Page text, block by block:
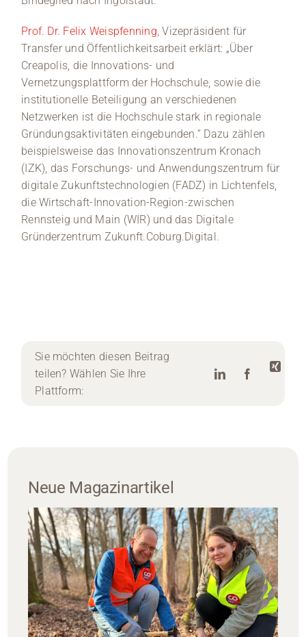
Prof. Dr. Felix Weispfenning, Vizepräsident für
Transfer und Öffentlichkeitsarbeit erklärt: „Über
Creapolis, die Innovations- und
Vernetzungsplattform der Hochschule, sowie die
institutionelle Beteiligung an verschiedenen
Netzwerken ist die Hochschule stark in regionale
Gründungsaktivitäten eingebunden.“ Dazu zählen
beispielsweise das Innovationszentrum Kronach
(IZK), das Forschungs- und Anwendungszentrum für
digitale Zukunftstechnologien (FADZ) in Lichtenfels,
die Wirtschaft-Innovation-Region-zwischen
Rennsteig und Main (WIR) und das Digitale
Gründerzentrum Zukunft.Coburg.Digital.
Sie möchten diesen Beitrag
teilen? Wählen Sie Ihre
Plattform:
Neue Magazinartikel